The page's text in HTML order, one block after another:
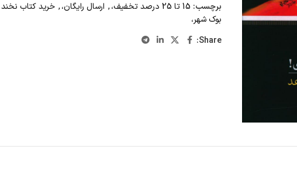
برچسب: 15 تا 25 درصد تخفیف، , ارسال رایگان،, خرید کتاب نخند
بوک شهر،
Share: